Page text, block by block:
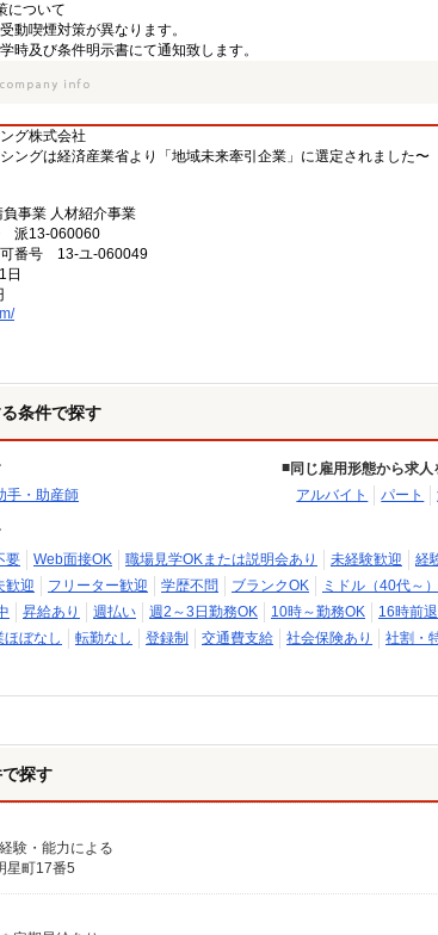
について
動喫煙対策が異なります。
時及び条件明示書にて通知致します。
グ株式会社
ングは経済産業省より「地域未来牽引企業」に選定されました〜
事業 人材紹介事業
派13-060060
可番号 13-ユ-060049
日
条件で探す
手・助産師
同じ雇用形態から求人
アルバイト
パート
要 Web面接OK 職場見学OKまたは説明会あり 未経験歓迎 経
歓迎 フリーター歓迎 学歴不問 ブランクOK ミドル（40代～
昇給あり 週払い 週2～3日勤務OK 10時～勤務OK 16時前
ほぼなし 転勤なし 登録制 交通費支給 社会保険あり 社割・
探す
験・能力による
星町17番5